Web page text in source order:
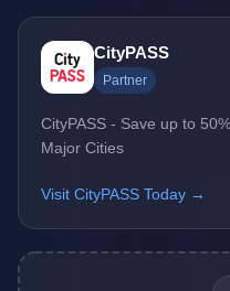
CityPASS
Partner
CityPASS - Save up to
Major Cities
Visit CityPASS Today →